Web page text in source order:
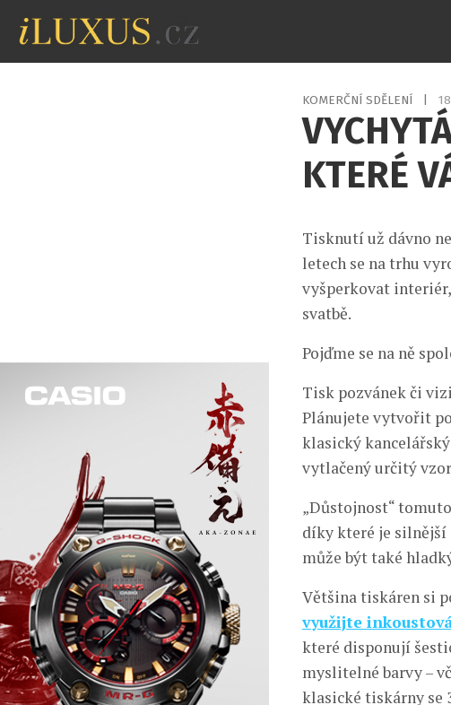
KOMERČNÍ SDĚLENÍ
KTERÉ
Tisknutí už dávno
letech se na trhu
vyšperkovat
svatbě.
Pojďme se na ně
Tisk pozvánek či
Plánujete vytvořit
klasický
vytlačený určitý
„Důstojnost“
díky které je silnější
může být také
Většina tiskáren si
využijte
které disponují
myslitelné barvy –
klasické tiskárny se